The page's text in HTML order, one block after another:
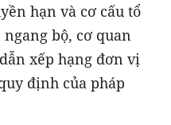
hạn và cơ cấu tổ
bộ, cơ quan
xếp hạng đơn vị
định của pháp